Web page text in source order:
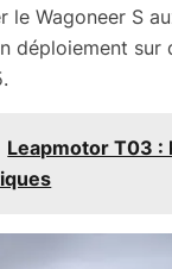
le Wagoneer S
déploiement sur
Leapmotor T03 :